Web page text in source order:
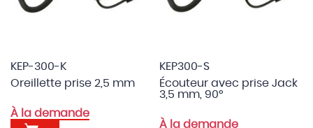
KEP-300-K
Oreillette prise 2,5 mm
À la demande
KEP300-S
Écouteur avec prise Jack
3,5 mm, 90°
À la demande